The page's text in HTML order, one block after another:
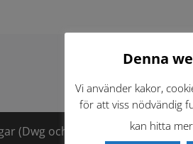
(Dwg och pdf)
Denna
Vi använder kakor,
för att viss nödvändig
kan hitta